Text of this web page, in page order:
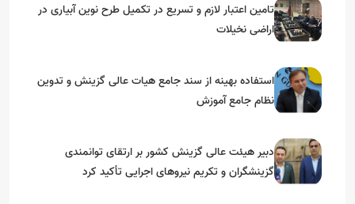
تامین اعتبار لازم و تسریع در تکمیل طرح نوین آبیاری در
اراضی نخیلات
استفاده بهینه از سند جامع هیات عالی گزینش و‌ تدوین
نظام جامع آموزش
دبیر هیئت عالی گزینش کشور بر ارتقای توانمندی
گزینشگران و تکریم نیروهای اجرایی تأکید کرد